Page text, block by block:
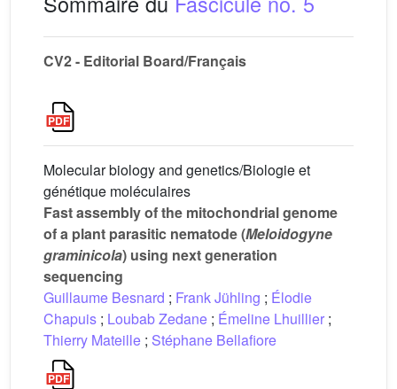
CV2 - Editorial Board/Français
Molecular biology and genetics/Biologie et
génétique moléculaires
Fast assembly of the mitochondrial genome
of a plant parasitic nematode (Meloidogyne
graminicola) using next generation
sequencing
Guillaume Besnard ; Frank Jühling ; Élodie
Chapuis ; Loubab Zedane ; Émeline Lhuillier ;
Thierry Mateille ; Stéphane Bellafiore